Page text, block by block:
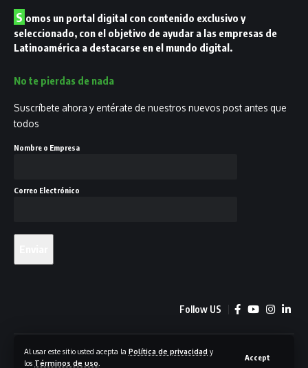
Al usar este sitio usted acepta la Política de privacidad y
los Términos de uso
Accept
S omos un portal digital con contenido exclusivo y
seleccionado, con el objetivo de ayudar a las empresas de
Latinoamérica a destacarse en el mundo digital.
No te pierdas de nada
Suscríbete ahora y entérate de nuestros nuevos post antes que
todos
Nombre o Empresa
Correo Electrónico
Follow US
© 2023 GrowthLab - Agencia de Growth Marketing